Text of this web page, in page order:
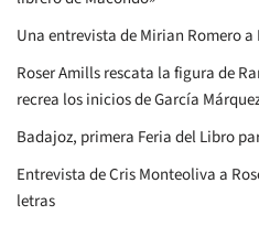
Una entrevista de Mirian Romero a
Roser Amills rescata la figura de
recrea los inicios de García
Badajoz, primera Feria del Libro
Entrevista de Cris Monteoliva a
letras